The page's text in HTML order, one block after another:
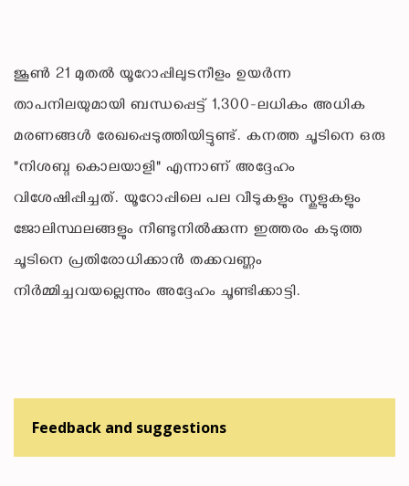
ജൂൺ 21 മുതൽ യൂറോപ്പിലുടനീളം ഉയർന്ന
താപനിലയുമായി ബന്ധപ്പെട്ട് 1,300-ലധികം അധിക
മരണങ്ങൾ രേഖപ്പെടുത്തിയിട്ടുണ്ട്. കനത്ത ചൂടിനെ ഒരു
"നിശബ്ദ കൊലയാളി" എന്നാണ് അദ്ദേഹം
വിശേഷിപ്പിച്ചത്. യൂറോപ്പിലെ പല വീടുകളും സ്കൂളുകളും
ജോലിസ്ഥലങ്ങളും നീണ്ടുനിൽക്കുന്ന ഇത്തരം കടുത്ത
ചൂടിനെ പ്രതിരോധിക്കാൻ തക്കവണ്ണം
നിർമ്മിച്ചവയല്ലെന്നും അദ്ദേഹം ചൂണ്ടിക്കാട്ടി.
Feedback and suggestions